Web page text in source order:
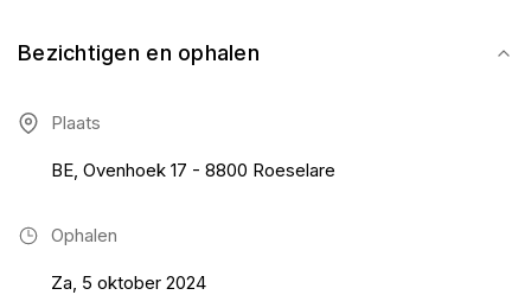
Bezichtigen en ophalen
Plaats
BE, Ovenhoek 17 - 8800 Roeselare
Ophalen
Za, 5 oktober 2024